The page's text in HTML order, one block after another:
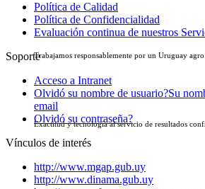
Trabajamos responsablemente por un Uruguay
Exactitud y tecnología al servicio de resultados
Política de Calidad
Política de Confidencialidad
Evaluación continua de nuestros
Soporte
Acceso a Intranet
Olvidó su nombre de usuario?Su
email
Olvidó su contraseña?
Vínculos de interés
http://www.mgap.gub.uy
http://www.dinama.gub.uy